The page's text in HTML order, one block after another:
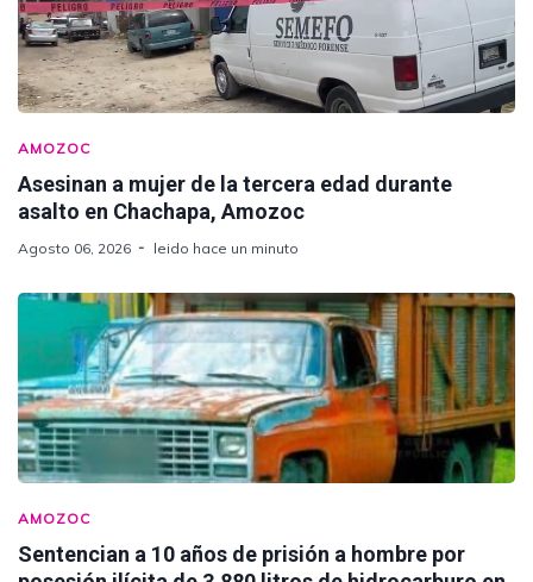
AMOZOC
Asesinan a mujer de la tercera edad durante
asalto en Chachapa, Amozoc
Agosto 06, 2026 leido hace un minuto
AMOZOC
Sentencian a 10 años de prisión a hombre por